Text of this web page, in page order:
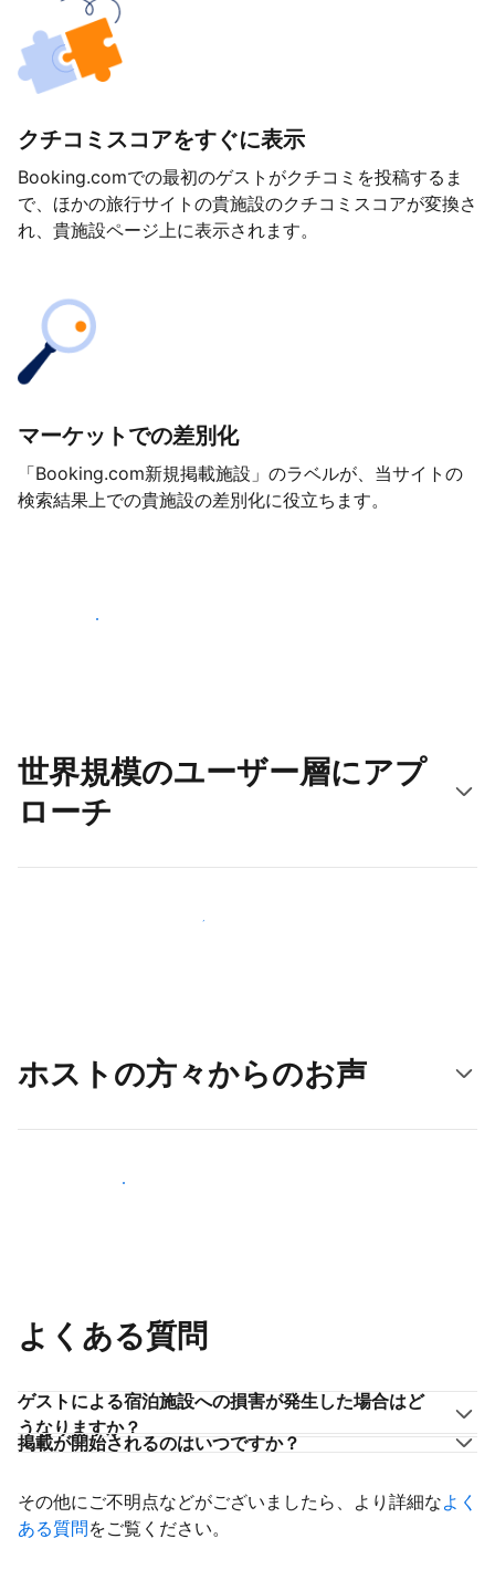
クチコミスコアをすぐに表示
Booking.comでの最初のゲストがクチコミを投稿するま
で、ほかの旅行サイトの貴施設のクチコミスコアが変換さ
れ、貴施設ページ上に表示されます。
マーケットでの差別化
「Booking.com新規掲載施設」のラベルが、当サイトの
検索結果上での貴施設の差別化に役立ちます。
さっそく始める
世界規模のユーザー層にアプ
ローチ
新しいユーザー層に今すぐアプローチする
ホストの方々からのお声
ホストとして登録する
よくある質問
ゲストによる宿泊施設への損害が発生した場合はど
うなりますか？
掲載が開始されるのはいつですか？
その他にご不明点などがございましたら、より詳細なよく
ある質問をご覧ください。